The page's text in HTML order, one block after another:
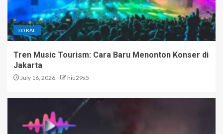
LOKAL
Tren Music Tourism: Cara Baru Menonton Konser di
Jakarta
July 16, 2026 hiu29x5